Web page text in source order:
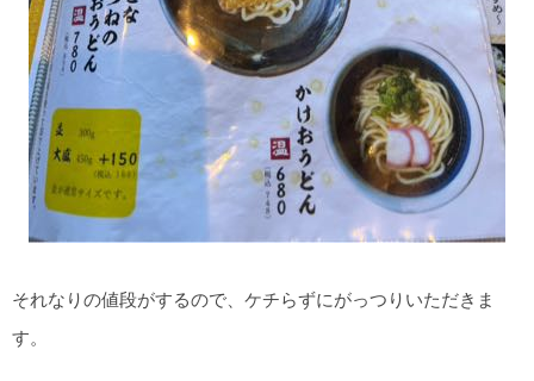
それなりの値段がするので、ケチらずにがっつりいただきま
す。